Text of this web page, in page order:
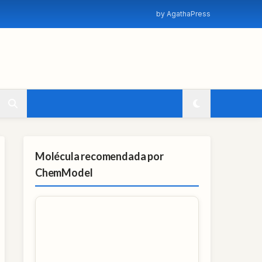
by AgathaPress
Molécula recomendada por
ChemModel